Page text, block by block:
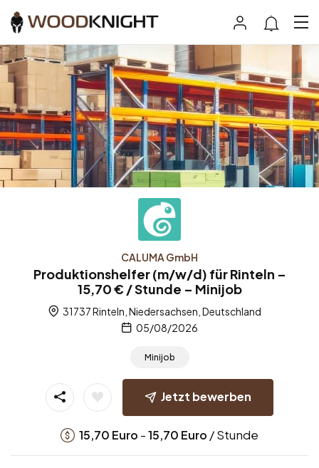
CALUMA GmbH
Produktionshelfer (m/w/d) für Rinteln –
15,70 € / Stunde – Minijob
31737 Rinteln, Niedersachsen, Deutschland
05/08/2026
Minijob
Jetzt bewerben
15,70 Euro -15,70 Euro / Stunde